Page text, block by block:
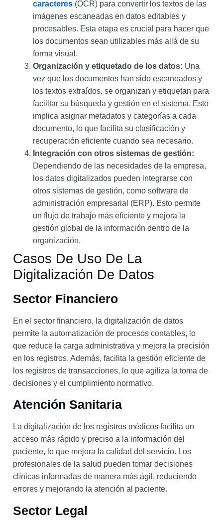
caracteres (OCR) para convertir los textos de las
imágenes escaneadas en datos editables y
procesables. Esta etapa es crucial para hacer que
los documentos sean utilizables más allá de su
forma visual.
Organización y etiquetado de los datos: Una
vez que los documentos han sido escaneados y
los textos extraídos, se organizan y etiquetan para
facilitar su búsqueda y gestión en el sistema. Esto
implica asignar metadatos y categorías a cada
documento, lo que facilita su clasificación y
recuperación eficiente cuando sea necesario.
Integración con otros sistemas de gestión:
Dependiendo de las necesidades de la empresa,
los datos digitalizados pueden integrarse con
otros sistemas de gestión, como software de
administración empresarial (ERP). Esto permite
un flujo de trabajo más eficiente y mejora la
gestión global de la información dentro de la
organización.
Casos De Uso De La
Digitalización De Datos
Sector Financiero
En el sector financiero, la digitalización de datos
permite la automatización de procesos contables, lo
que reduce la carga administrativa y mejora la precisión
en los registros. Además, facilita la gestión eficiente de
los registros de transacciones, lo que agiliza la toma de
decisiones y el cumplimiento normativo.
Atención Sanitaria
La digitalización de los registros médicos facilita un
acceso más rápido y preciso a la información del
paciente, lo que mejora la calidad del servicio. Los
profesionales de la salud pueden tomar decisiones
clínicas informadas de manera más ágil, reduciendo
errores y mejorando la atención al paciente.
Sector Legal